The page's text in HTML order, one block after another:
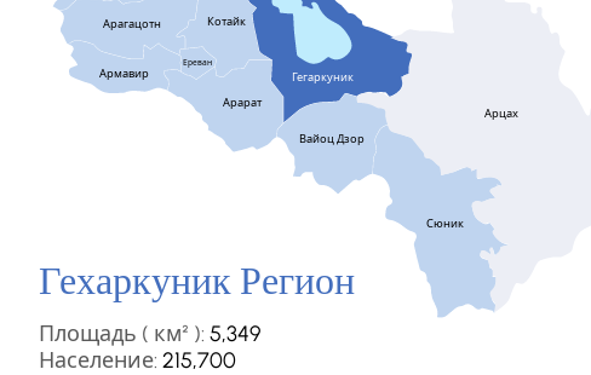
Армавир
Арагацотн Котайк
Арарат
Гегаркуник
Вайоц Дзор
Сюник
Ереван
Арцах
Гехаркуник Регион
Площадь ( км² ): 5,349
Население: 215,700